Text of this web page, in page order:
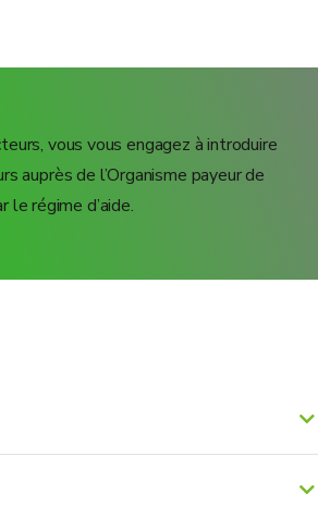
vous vous engagez à introduire
auprès de l’Organisme payeur de
régime d’aide.